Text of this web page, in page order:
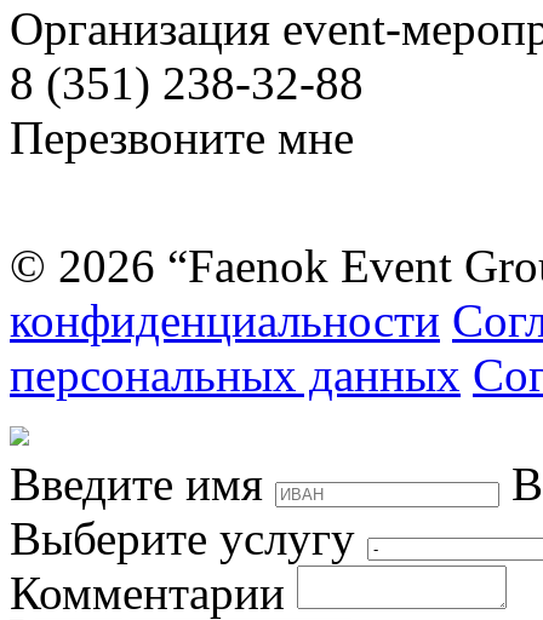
Организация event-
8 (351) 238-32-88
Перезвоните мне
© 2026 “Faenok Event
конфиденциальности
персональных данных
Введите имя
Выберите услугу
Комментарии